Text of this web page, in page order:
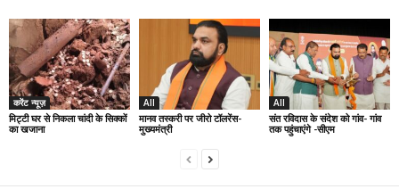
करेंट न्यूज़
मिट्टी घर से निकला चांदी के सिक्कों
का खजाना
All
मानव तस्करी पर जीरो टॉलरेंस-
मुख्यमंत्री
All
संत रविदास के संदेश को गांव- गांव
तक पहुंचाएंगे -सीएम